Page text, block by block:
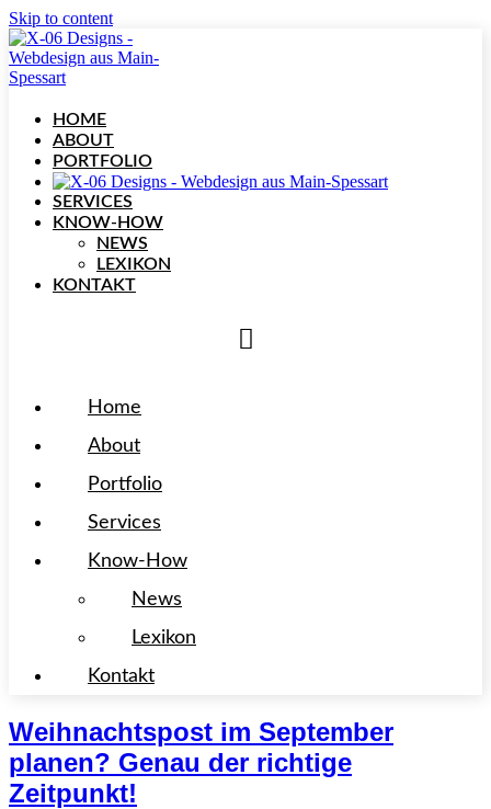
Skip to content
HOME
ABOUT
PORTFOLIO
SERVICES
KNOW-HOW
NEWS
LEXIKON
KONTAKT
Home
About
Portfolio
Services
Know-How
News
Lexikon
Kontakt
Weihnachtspost im September
planen? Genau der richtige
Zeitpunkt!